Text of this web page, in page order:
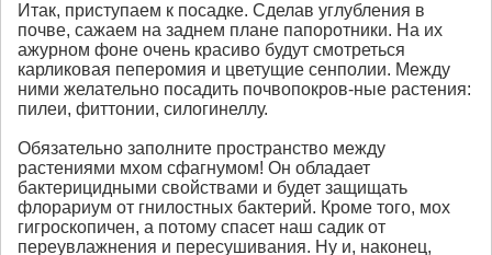
Итак, приступаем к посадке. Сделав углубления в
почве, сажаем на заднем плане папоротники. На их
ажурном фоне очень красиво будут смотреться
карликовая пеперомия и цветущие сенполии. Между
ними желательно посадить почвопокров-ные растения:
пилеи, фиттонии, силогинеллу.
Обязательно заполните пространство между
растениями мхом сфагнумом! Он обладает
бактерицидными свойствами и будет защищать
флорариум от гнилостных бактерий. Кроме того, мох
гигроскопичен, а потому спасет наш садик от
переувлажнения и пересушивания. Ну и, наконец,